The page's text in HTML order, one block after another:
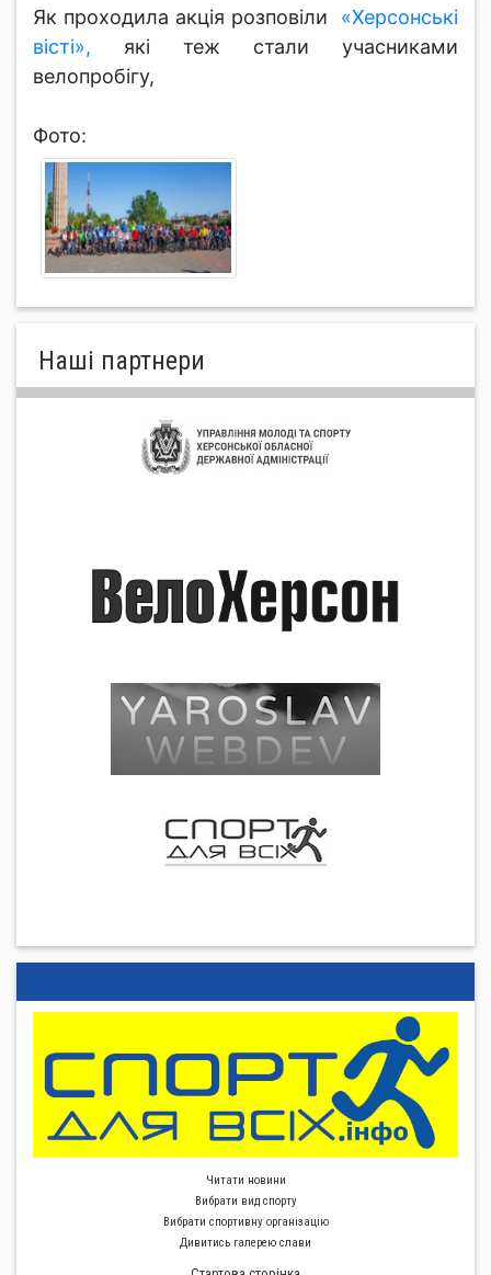
Як проходила акція розповіли «Херсонські
вісті», які теж стали учасниками
велопробігу,
Фото:
Нашi партнери
Читати новини
Вибрати вид спорту
Вибрати спортивну органiзацiю
Дивитись галерею слави